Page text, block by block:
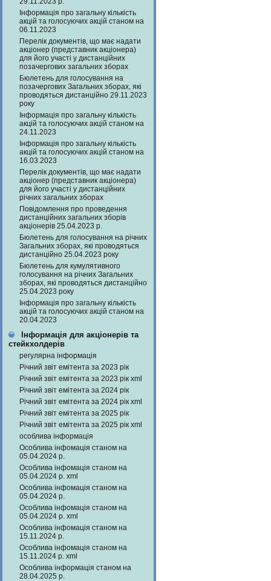
Інформація про загальну кількість
акцій та голосуючих акцій станом на
06.11.2023
Перелік документів, що має надати
акціонер (представник акціонера)
для його участі у дистанційних
позачергових загальних зборах
Бюлетень для голосування на
позачергових Загальних зборах, які
проводяться дистанційно 29.11.2023
року
Інформація про загальну кількість
акцій та голосуючих акцій станом на
24.11.2023
Інформація про загальну кількість
акцій та голосуючих акцій станом на
16.03.2023
Перелік документів, що має надати
акціонер (представник акціонера)
для його участі у дистанційних
річних загальних зборах
Повідомлення про проведення
дистанційних загальних зборів
акціонерів 25.04.2023 р.
Бюлетень для голосування на річних
Загальних зборах, які проводяться
дистанційно 25.04.2023 року
Бюлетень для кумулятивного
голосування на річних Загальних
зборах, які проводяться дистанційно
25.04.2023 року
Інформація про загальну кількість
акцій та голосуючих акцій станом на
20.04.2023
Інформація для акціонерів та
стейкхолдерів
регулярна інформація
Річний звіт емітента за 2023 рік
Річний звіт емітента за 2023 рік xml
Річний звіт емітента за 2024 рік
Річний звіт емітента за 2024 рік xml
Річний звіт емітента за 2025 рік
Річний звіт емітента за 2025 рік xml
особлива інформація
Особлива інфомація станом на
05.04.2024 р.
Особлива інфомація станом на
05.04.2024 р. xml
Особлива інфомація станом на
05.04.2024 р.
Особлива інфомація станом на
05.04.2024 р. xml
Особлива інфомація станом на
15.11.2024 р.
Особлива інфомація станом на
15.11.2024 р. xml
Особлива інформація станом на
28.04.2025 р.